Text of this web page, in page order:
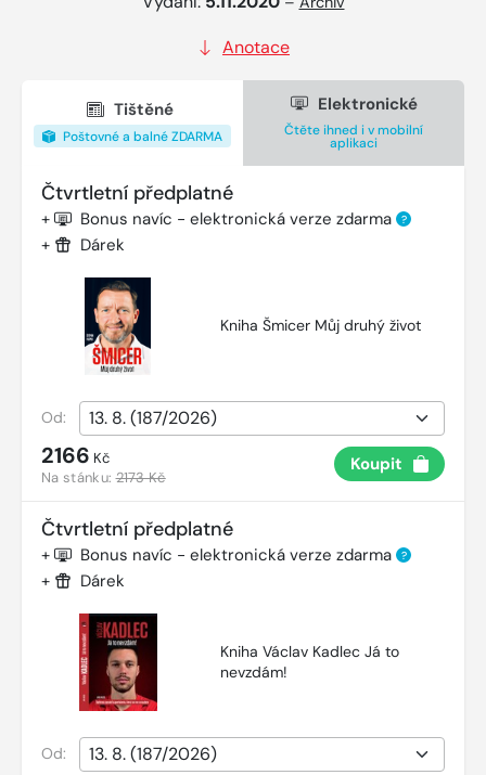
Anotace
Tištěné
Poštovné a balné ZDARMA
Elektronické
Čtěte ihned i v mobilní
aplikaci
Čtvrtletní předplatné
+ Bonus navíc - elektronická verze zdarma ?
+ Dárek
Kniha Šmicer Můj druhý život
Od:
2166 Kč
Na stánku:2173 Kč
Koupit
Čtvrtletní předplatné
+ Bonus navíc - elektronická verze zdarma ?
+ Dárek
Kniha Václav Kadlec Já to
nevzdám!
Od: